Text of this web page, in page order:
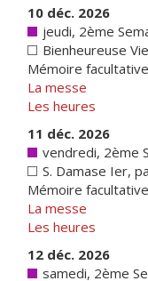
10 déc. 2026
jeudi, 2ème
Bienheureuse
Mémoire facultative
La messe
Les heures
11 déc. 2026
vendredi, 2ème
S. Damase Ier,
Mémoire facultative
La messe
Les heures
12 déc. 2026
samedi, 2ème